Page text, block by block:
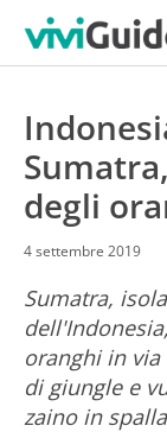
degli
4 settembre 2019
Sumatra,
oranghi in
di giungle e
zaino in